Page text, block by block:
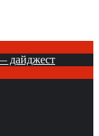
дайджест